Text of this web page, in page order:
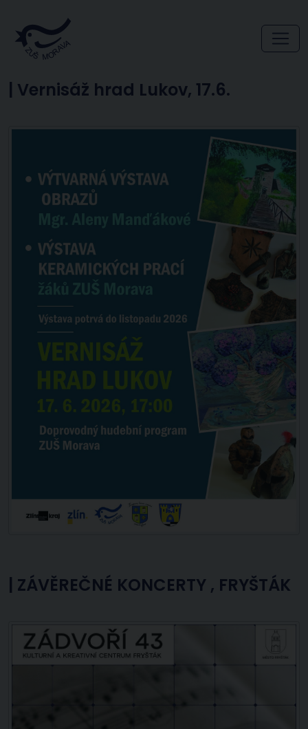
| Vernisáž hrad Lukov, 17.6.
ZÁVĚREČNÉ KONCERTY , FRYŠTÁK